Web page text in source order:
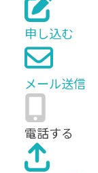
申し込む
メール送信
電話する